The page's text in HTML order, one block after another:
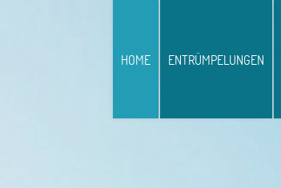
HOME ENTRÜMPELUNGEN